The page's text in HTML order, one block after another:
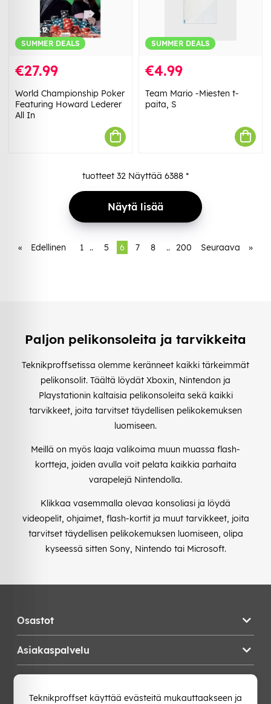
SUMMER DEALS
€27.99
World Championship Poker
Featuring Howard Lederer
All In
SUMMER DEALS
€4.99
Team Mario -Miesten t-
paita, S
tuotteet 32 Näyttää 6388 *
Näytä lisää
« Edellinen 1 .. 5 6 7 8 .. 200 Seuraava »
Paljon pelikonsoleita ja tarvikkeita
Teknikproffsetissa olemme keränneet kaikki tärkeimmät
pelikonsolit. Täältä löydät Xboxin, Nintendon ja
Playstationin kaltaisia pelikonsoleita sekä kaikki
tarvikkeet, joita tarvitset täydellisen pelikokemuksen
luomiseen.
Meillä on myös laaja valikoima muun muassa flash-
kortteja, joiden avulla voit pelata kaikkia parhaita
varapelejä Nintendolla.
Klikkaa vasemmalla olevaa konsoliasi ja löydä
videopelit, ohjaimet, flash-kortit ja muut tarvikkeet, joita
tarvitset täydellisen pelikokemuksen luomiseen, olipa
kyseessä sitten Sony, Nintendo tai Microsoft.
Osastot
Asiakaspalvelu
Teknikproffset käyttää evästeitä mukauttaakseen ja